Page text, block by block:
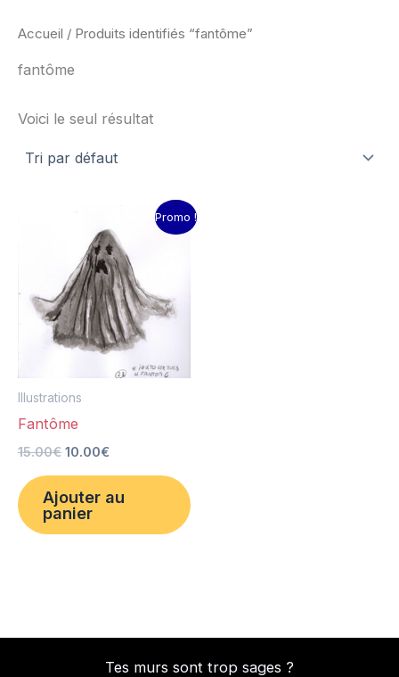
Accueil / Produits identifiés “fantôme”
fantôme
Voici le seul résultat
Promo !
Illustrations
Fantôme
15.00€
initial
était :
15.00€.
10.00€
prix
actuel
est :
10.00€.
Ajouter au
panier
Tes murs sont trop sages ?